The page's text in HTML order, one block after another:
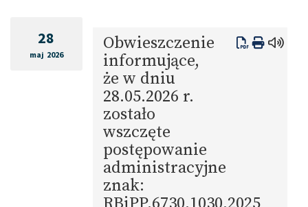
28
maj 2026
Obwieszczenie
informujące,
że w dniu
28.05.2026 r.
zostało
wszczęte
postępowanie
administracyjne
znak: